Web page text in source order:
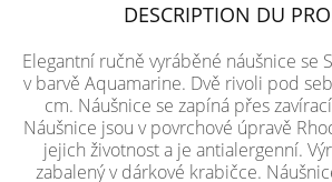
DESCRIPTION DU
Elegantní ručně vyráběné náušnice se
v barvě Aquamarine. Dvě rivoli pod
cm. Náušnice se zapíná přes
Náušnice jsou v povrchové úpravě
jejich životnost a je antialergenní.
zabalený v dárkové krabičce.